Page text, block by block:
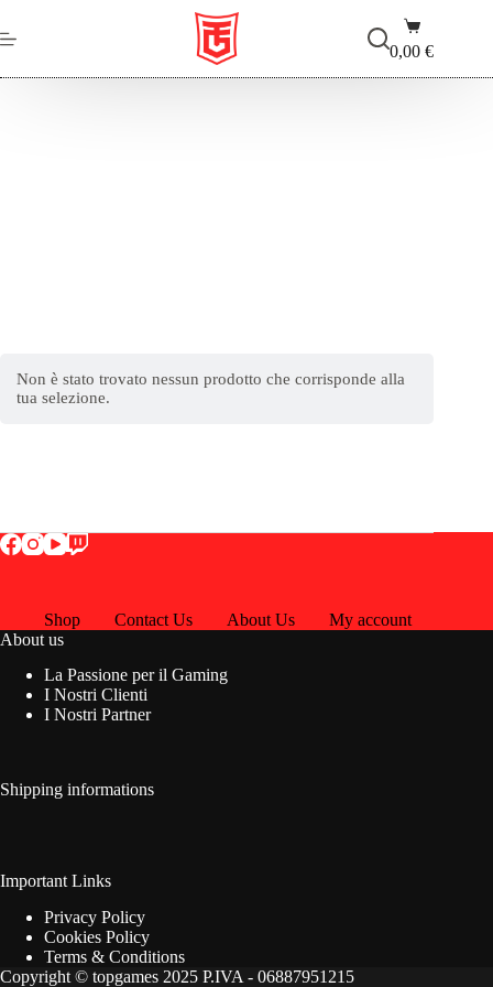
al
contenuto
Carrello
0,00€
Non è stato trovato nessun prodotto che corrisponde alla
tua selezione.
Shop Contact Us About Us
My account
About us
La Passione per il Gaming
I Nostri Clienti
I Nostri Partner
Shipping informations
Important Links
Privacy Policy
Cookies Policy
Terms & Conditions
Copyright © topgames 2025 P.IVA - 06887951215